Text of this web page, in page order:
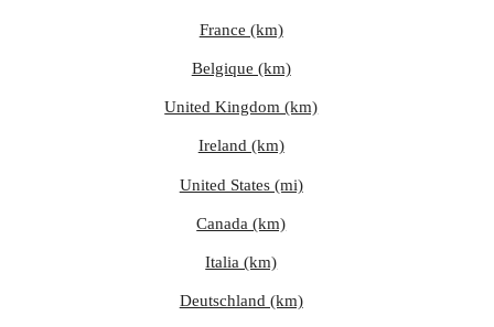
France (km)
Belgique (km)
United Kingdom (km)
Ireland (km)
United States (mi)
Canada (km)
Italia (km)
Deutschland (km)